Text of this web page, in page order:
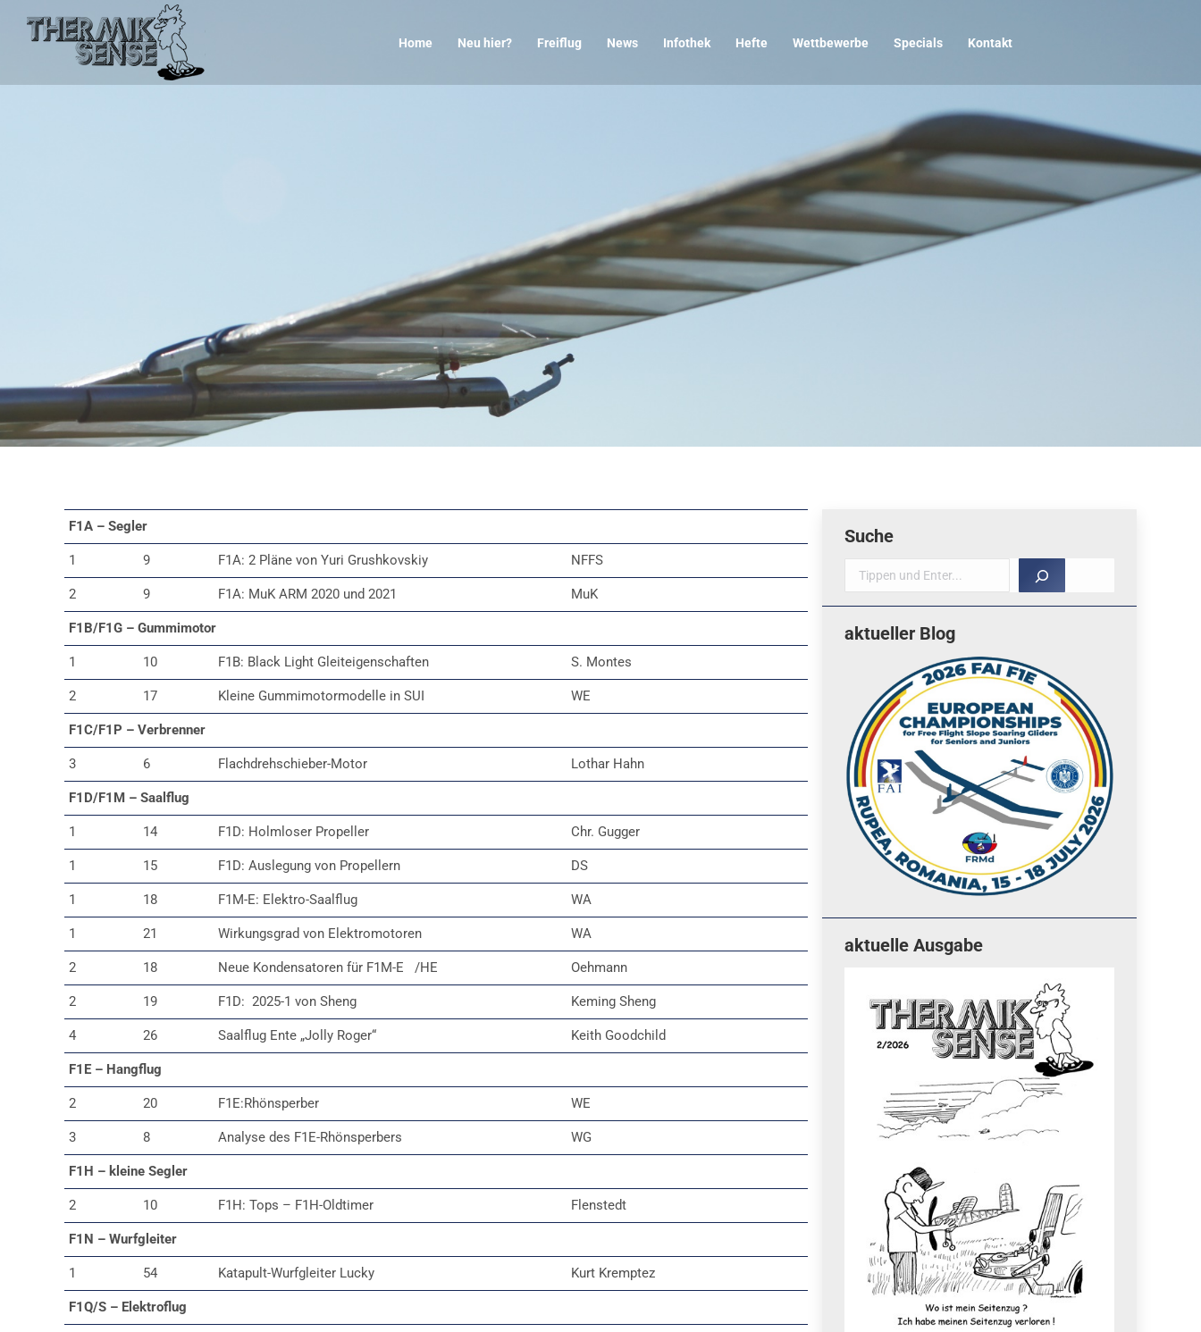
Home Neu hier? Freiflug News Infothek Hefte Wettbewerbe Specials Kontakt
Inhaltsverzeichnisse
F1A – Segler
1 9 F1A: 2 Pläne von Yuri Grushkovskiy NFFS
2 9 F1A: MuK ARM 2020 und 2021 MuK
F1B/F1G – Gummimotor
1 10 F1B: Black Light Gleiteigenschaften S. Montes
2 17 Kleine Gummimotormodelle in SUI WE
F1C/F1P – Verbrenner
3 6 Flachdrehschieber-Motor Lothar Hahn
F1D/F1M – Saalflug
1 14 F1D: Holmloser Propeller Chr. Gugger
1 15 F1D: Auslegung von Propellern DS
1 18 F1M-E: Elektro-Saalflug WA
1 21 Wirkungsgrad von Elektromotoren WA
2 18 Neue Kondensatoren für F1M-E /HE Oehmann
2 19 F1D: 2025-1 von Sheng Keming Sheng
4 26 Saalflug Ente „Jolly Roger“ Keith Goodchild
F1E – Hangflug
2 20 F1E:Rhönsperber WE
3 8 Analyse des F1E-Rhönsperbers WG
F1H – kleine Segler
2 10 F1H: Tops – F1H-Oldtimer Flenstedt
F1N – Wurfgleiter
1 54 Katapult-Wurfgleiter Lucky Kurt Kremptez
F1Q/S – Elektroflug
Suche
Suche
aktueller Blog
aktuelle Ausgabe